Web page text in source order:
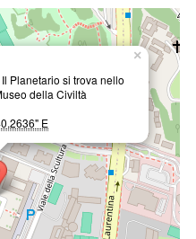
×
Planetario si trova nello
della Civiltà
E